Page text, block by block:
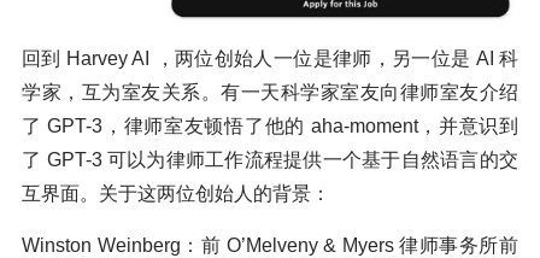
回到 Harvey AI ，两位创始人一位是律师，另一位是 AI 科
学家，互为室友关系。有一天科学家室友向律师室友介绍
了 GPT-3，律师室友顿悟了他的 aha-moment，并意识到
了 GPT-3 可以为律师工作流程提供一个基于自然语言的交
互界面。关于这两位创始人的背景：
Winston Weinberg：前 O’Melveny & Myers 律师事务所前